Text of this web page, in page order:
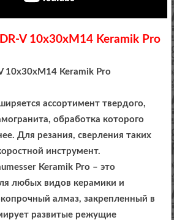
V 10x30xM14 Keramik Pro
10x30xM14 Keramik Pro
ассортимент твердого,
обработка которого
Для резания, сверления таких
инструмент.
Keramik Pro – это
любых видов керамики и
алмаз, закрепленный в
развитые режущие